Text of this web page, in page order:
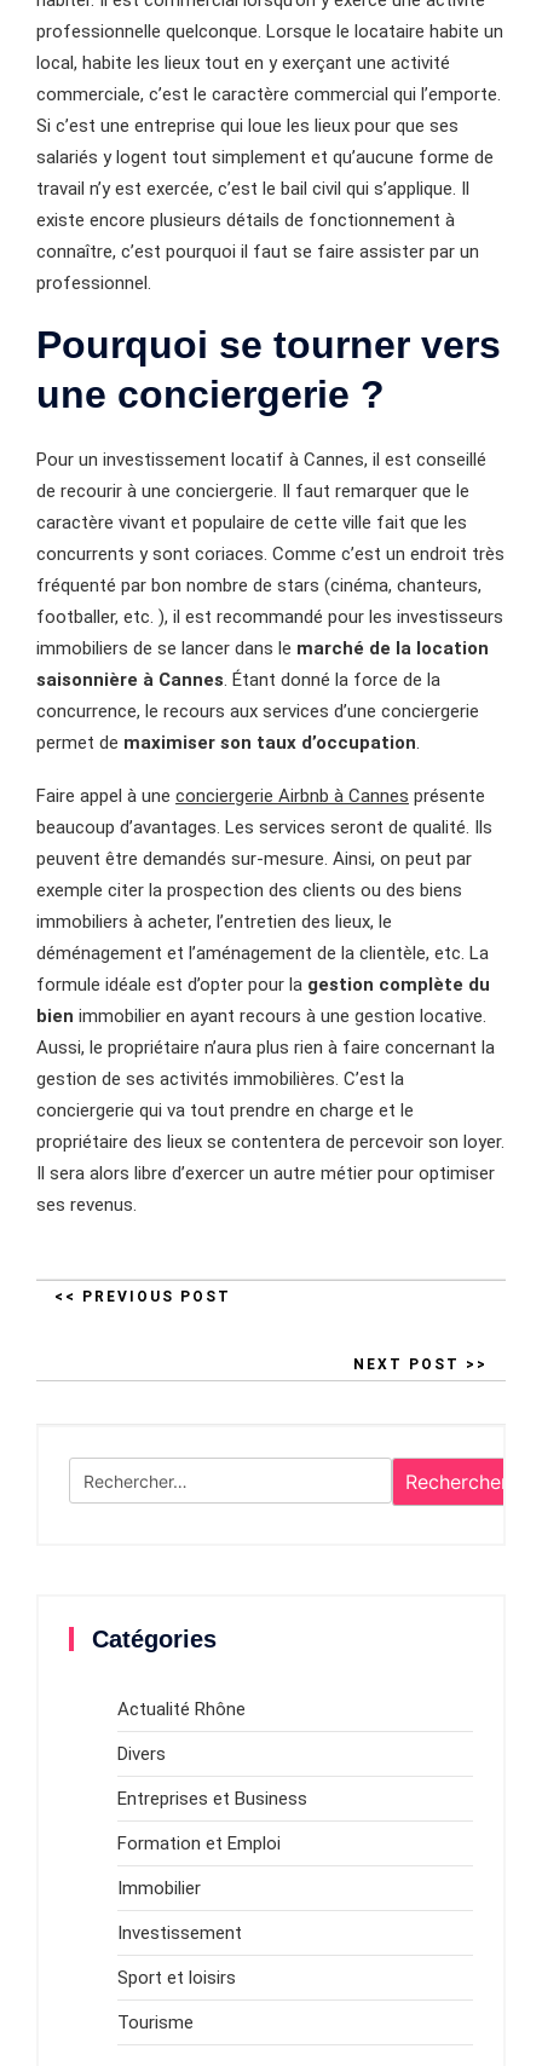
professionnelle quelconque. Lorsque le locataire habite un
local, habite les lieux tout en y exerçant une activité
commerciale, c’est le caractère commercial qui l’emporte.
Si c’est une entreprise qui loue les lieux pour que ses
salariés y logent tout simplement et qu’aucune forme de
travail n’y est exercée, c’est le bail civil qui s’applique. Il
existe encore plusieurs détails de fonctionnement à
connaître, c’est pourquoi il faut se faire assister par un
professionnel.
Pourquoi se tourner vers
une conciergerie ?
Pour un investissement locatif à Cannes, il est conseillé
de recourir à une conciergerie. Il faut remarquer que le
caractère vivant et populaire de cette ville fait que les
concurrents y sont coriaces. Comme c’est un endroit très
fréquenté par bon nombre de stars (cinéma, chanteurs,
footballer, etc. ), il est recommandé pour les investisseurs
immobiliers de se lancer dans le marché de la location
saisonnière à Cannes. Étant donné la force de la
concurrence, le recours aux services d’une conciergerie
permet de maximiser son taux d’occupation.
Faire appel à une conciergerie Airbnb à Cannes présente
beaucoup d’avantages. Les services seront de qualité. Ils
peuvent être demandés sur-mesure. Ainsi, on peut par
exemple citer la prospection des clients ou des biens
immobiliers à acheter, l’entretien des lieux, le
déménagement et l’aménagement de la clientèle, etc. La
formule idéale est d’opter pour la gestion complète du
bien immobilier en ayant recours à une gestion locative.
Aussi, le propriétaire n’aura plus rien à faire concernant la
gestion de ses activités immobilières. C’est la
conciergerie qui va tout prendre en charge et le
propriétaire des lieux se contentera de percevoir son loyer.
Il sera alors libre d’exercer un autre métier pour optimiser
ses revenus.
<< PREVIOUS POST
NEXT POST >>
Rechercher :
Catégories
Actualité Rhône
Divers
Entreprises et Business
Formation et Emploi
Immobilier
Investissement
Sport et loisirs
Tourisme